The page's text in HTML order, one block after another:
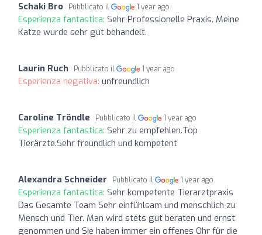
Schaki Bro Pubblicato il 1 year ago
Esperienza fantastica: Sehr Professionelle Praxis. Meine
Katze wurde sehr gut behandelt.
Laurin Ruch Pubblicato il 1 year ago
Esperienza negativa: unfreundlich
Caroline Tröndle Pubblicato il 1 year ago
Esperienza fantastica: Sehr zu empfehlen.Top
Tierärzte.Sehr freundlich und kompetent
Alexandra Schneider Pubblicato il 1 year ago
Esperienza fantastica: Sehr kompetente Tierarztpraxis
Das Gesamte Team Sehr einfühlsam und menschlich zu
Mensch und Tier. Man wird stets gut beraten und ernst
genommen und Sie haben immer ein offenes Ohr für die